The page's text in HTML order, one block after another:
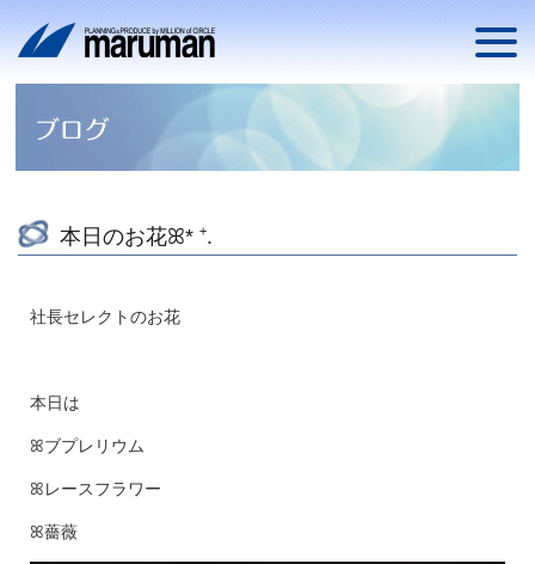
本日のお花ꕤ* ⁺.
社長セレクトのお花
本日は
ꕤブプレリウム
ꕤレースフラワー
ꕤ薔薇